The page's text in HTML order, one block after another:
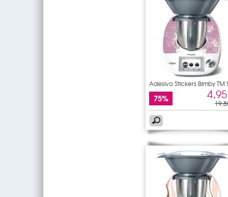
Adesivo Stickers Bimby TM
75%